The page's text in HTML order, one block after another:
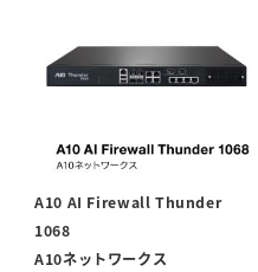
A10 AI Firewall Thunder
1068
A10ネットワークス